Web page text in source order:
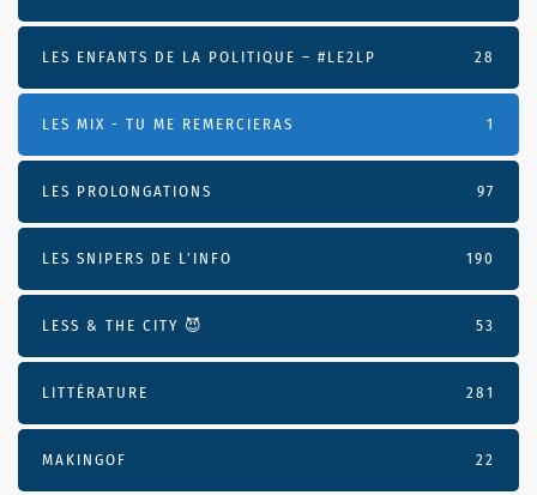
LES ENFANTS DE LA POLITIQUE – #LE2LP 28
LES MIX - TU ME REMERCIERAS 1
LES PROLONGATIONS 97
LES SNIPERS DE L’INFO 190
LESS & THE CITY 😈 53
LITTÉRATURE 281
MAKINGOF 22